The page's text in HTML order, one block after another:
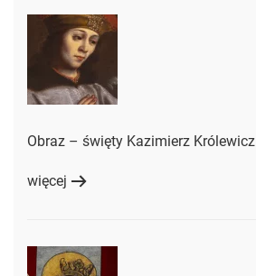
Obraz – święty Kazimierz Królewicz
więcej